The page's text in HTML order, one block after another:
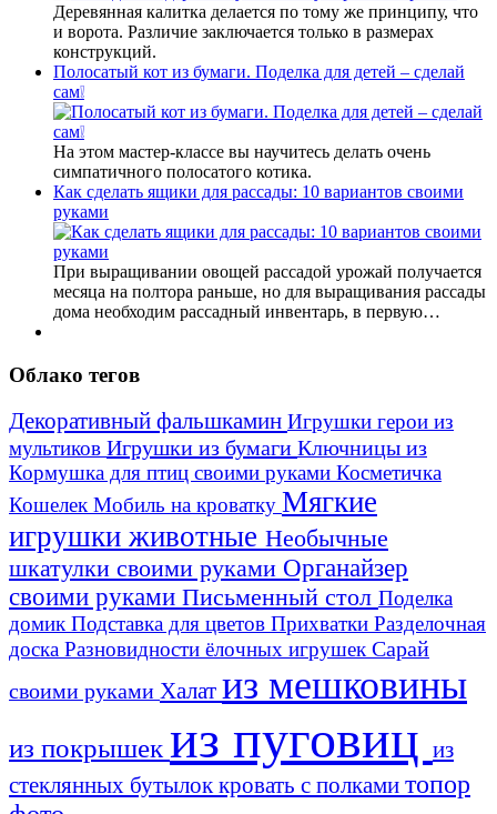
Деревянная калитка делается по тому же принципу, что
и ворота. Различие заключается только в размерах
конструкций.
Полосатый кот из бумаги. Поделка для детей – сделай
сам❕
На этом мастер-классе вы научитесь делать очень
симпатичного полосатого котика.
Как сделать ящики для рассады: 10 вариантов своими
руками
При выращивании овощей рассадой урожай получается
месяца на полтора раньше, но для выращивания рассады
дома необходим рассадный инвентарь, в первую…
Облако тегов
Декоративный фальшкамин Игрушки герои из
мультиков Игрушки из бумаги Ключницы из
Кормушка для птиц своими руками Косметичка
КошелекМобиль на кроватку Мягкие
игрушки животные Необычные
шкатулки своими руками Органайзер
своими руками Письменный стол Поделка
домикПодставка для цветов Прихватки Разделочная
доска Разновидности ёлочных игрушекСарай
своими руками Халат из мешковины
из покрышек из пуговиц из
стеклянных бутылоккровать с полками топор